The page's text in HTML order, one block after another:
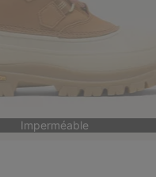
Imperméable